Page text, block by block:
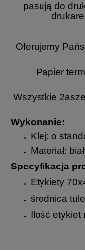
pasują do
Oferujemy
Papier
Wszystkie 2asze
Wykonanie:
Klej: o
Materiał:
Specyfikacja
Etykiety
średnica
Ilość etykiet